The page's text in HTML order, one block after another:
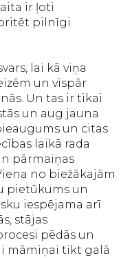
ir ļoti
pilnīgi
lai kā viņa
un vispār
Un tas ir tikai
un aug jauna
un citas
laikā rada
pārmaiņas
no biežākajām
pietūkums un
iespējama arī
stājas
pēdās un
māmiņai tikt galā